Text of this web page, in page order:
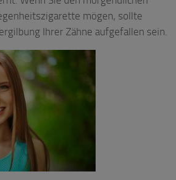
mögen, sollte
Ihrer Zähne aufgefallen sein.